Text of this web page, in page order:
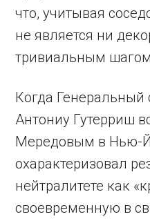
что, учитывая
не является ни
тривиальным
Когда Генеральный
Антониу Гутерриш
Мередовым в Нью-
охарактеризовал
нейтралитете как
своевременную в